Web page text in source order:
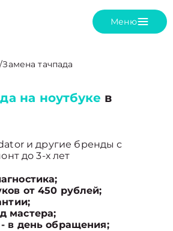
Меню
/Замена тачпада
на ноутбуке в
и другие бренды с
до 3-х лет
от 450 рублей;
мастера;
в день обращения;